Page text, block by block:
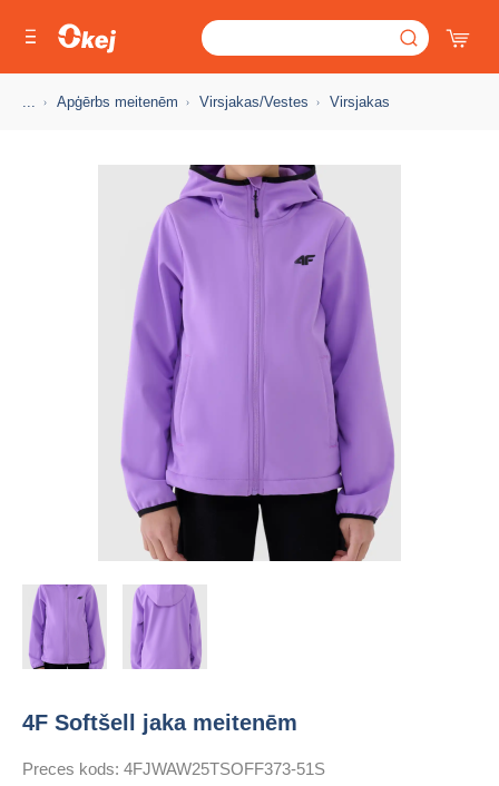
... Apģērbs meitenēm Virsjakas/Vestes Virsjakas
4F Softšell jaka meitenēm
Preces kods: 4FJWAW25TSOFF373-51S